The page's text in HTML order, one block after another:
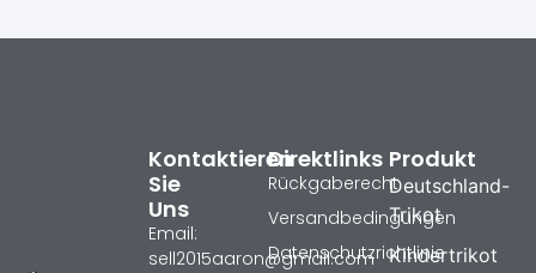
Produkt
Deutschland-
Trikot
Kindertrikot
Direktlinks
Rückgaberecht
Versandbedingungen
Datenschutzrichtlinie
Kontaktieren
Sie
Uns
Email:
sell2015aaron@gmail.com